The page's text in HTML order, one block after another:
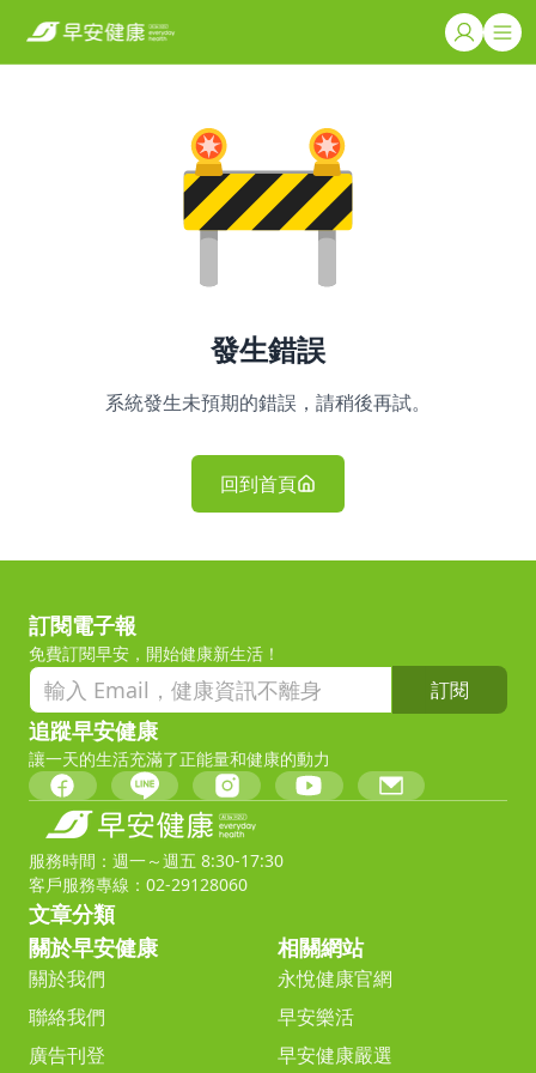
發生錯誤
系統發生未預期的錯誤，請稍後再試。
回到首頁
訂閱電子報
免費訂閱早安，開始健康新生活！
訂閱
追蹤早安健康
讓一天的生活充滿了正能量和健康的動力
服務時間：週一～週五 8:30-17:30
客戶服務專線：02-29128060
文章分類
關於早安健康
關於我們
聯絡我們
廣告刊登
相關網站
永悅健康官網
早安樂活
早安健康嚴選